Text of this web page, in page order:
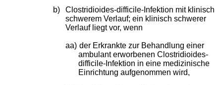
b)
Clostridioides-difficile-Infektion mit klinisch
schwerem Verlauf; ein klinisch schwerer
Verlauf liegt vor, wenn
aa) der Erkrankte zur Behandlung einer
ambulant erworbenen Clostridioides-
difficile-Infektion in eine medizinische
Einrichtung aufgenommen wird,